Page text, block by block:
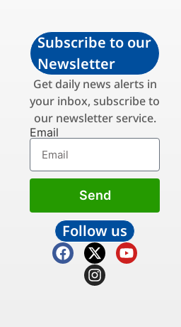
Subscribe to our
Newsletter
Get daily news alerts in
your inbox, subscribe to
our newsletter service.
Email
Send
Follow us